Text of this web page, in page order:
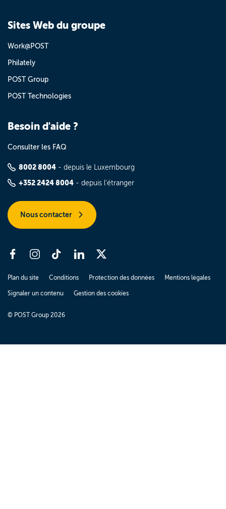
Sites Web du groupe
Work@POST
Philately
POST Group
POST Technologies
Besoin d'aide ?
Consulter les FAQ
8002 8004 - depuis le Luxembourg
+352 2424 8004 - depuis l'étranger
Nous contacter
Plan du site Conditions Protection des données Mentions légales
Signaler un contenu Gestion des cookies
© POST Group 2026